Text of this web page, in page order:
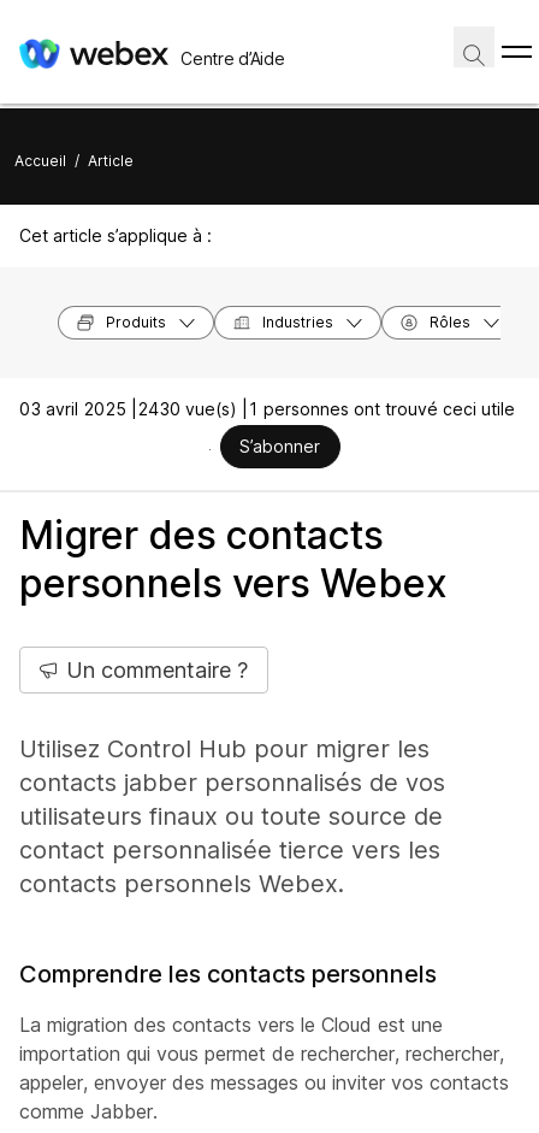
Centre d’Aide
Accueil / Article
Cet article s’applique à :
Produits Industries Rôles
03 avril 2025 | 2430 vue(s) |
1 personnes ont trouvé ceci utile
S’abonner
Migrer des contacts
personnels vers Webex
Un commentaire ?
Utilisez Control Hub pour migrer les
contacts jabber personnalisés de vos
utilisateurs finaux ou toute source de
contact personnalisée tierce vers les
contacts personnels Webex.
Comprendre les contacts personnels
La migration des contacts vers le Cloud est une
importation qui vous permet de rechercher, rechercher,
appeler, envoyer des messages ou inviter vos contacts
comme Jabber.